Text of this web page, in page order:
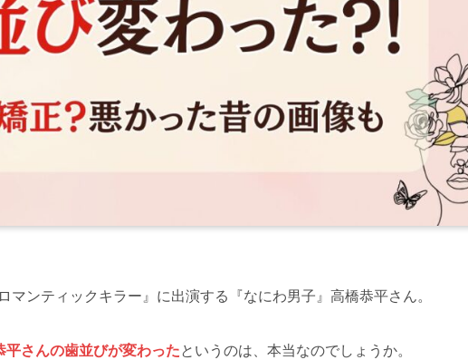
マンティックキラー』に出演する『なにわ男子』高橋恭平さん。
平さんの歯並びが変わったというのは、本当なのでしょうか。